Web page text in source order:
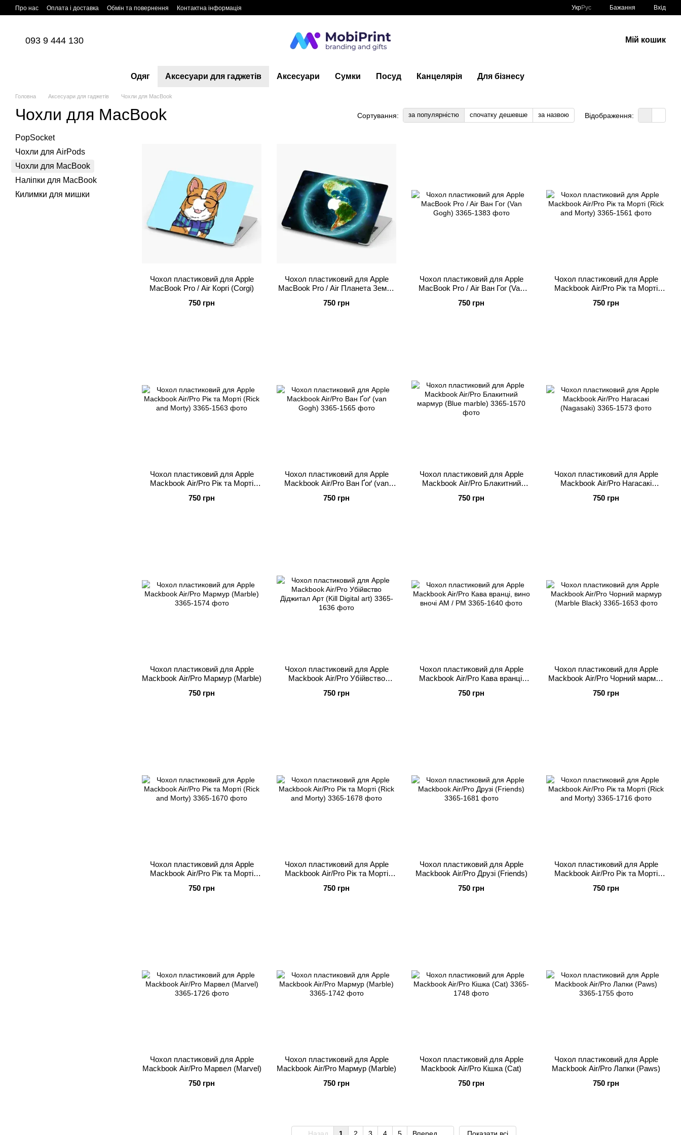
Перейти до основного контенту
Про нас Оплата і доставка Обмін та повернення Контактна інформація УкрРус Бажання Вхід
093 9 444 130 Мій кошик
Одяг Аксесуари для гаджетів Аксесуари Сумки Посуд Канцелярія Для бізнесу
Головна Аксесуари для гаджетів Чохли для MacBook
Чохли для MacBook Сортування: за популярністю спочатку дешевше за назвою Відображення:
Чохол пластиковий для Apple
MacBook Pro / Air Коргі (Corgi)
750 грн
Чохол пластиковий для Apple
MacBook Pro / Air Планета Земля
750 грн
Чохол пластиковий для Apple
MacBook Pro / Air Ван Гог (Van
750 грн
Чохол пластиковий для Apple
Mackbook Air/Pro Рік та Морті
750 грн
Чохол пластиковий для Apple
Mackbook Air/Pro Рік та Морті
750 грн
Чохол пластиковий для Apple
Mackbook Air/Pro Ван Ґоґ (van
750 грн
Чохол пластиковий для Apple
Mackbook Air/Pro Блакитний
750 грн
Чохол пластиковий для Apple
Mackbook Air/Pro Нагасакі
750 грн
Чохол пластиковий для Apple
Mackbook Air/Pro Мармур (Marble)
750 грн
Чохол пластиковий для Apple
Mackbook Air/Pro Убійвство
750 грн
Чохол пластиковий для Apple
Mackbook Air/Pro Кава вранці,
750 грн
Чохол пластиковий для Apple
Mackbook Air/Pro Чорний мармур
750 грн
Чохол пластиковий для Apple
Mackbook Air/Pro Рік та Морті
750 грн
Чохол пластиковий для Apple
Mackbook Air/Pro Рік та Морті
750 грн
Чохол пластиковий для Apple
Mackbook Air/Pro Друзі (Friends)
750 грн
Чохол пластиковий для Apple
Mackbook Air/Pro Рік та Морті
750 грн
Чохол пластиковий для Apple
Mackbook Air/Pro Марвел (Marvel)
750 грн
Чохол пластиковий для Apple
Mackbook Air/Pro Мармур (Marble)
750 грн
Чохол пластиковий для Apple
Mackbook Air/Pro Кішка (Сat)
750 грн
Чохол пластиковий для Apple
Mackbook Air/Pro Лапки (Paws)
750 грн
PopSocket
Чохли для AirPods
Чохли для MacBook
Наліпки для MacBook
Килимки для мишки